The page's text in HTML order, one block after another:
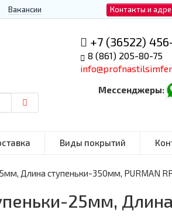
Контакты и
Вакансии
+7 (36522)
8 (861) 205-80-75
Мессенджеры:
Виды покрытий
Длина ступеньки-350мм, PURMAN
25мм, Длина